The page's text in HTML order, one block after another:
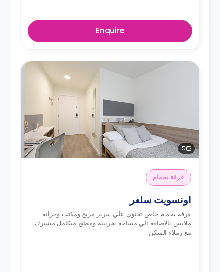
Enquire
5
غرفة بحمام
اونسويت سلفر
غرفه بحمام خاص تحتوي علي سرير مريح ومكتب وخزانه
ملابس بالاضافه الي مساحه تخزينيه ومطبخ متكامل مشترك
مع زملاء السكن